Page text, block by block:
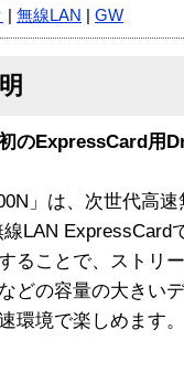
無線LAN GW
のExpressCard用
」は、次世代高
LAN ExpressCard
ることで、ストリ
どの容量の大きい
環境で楽しめます。